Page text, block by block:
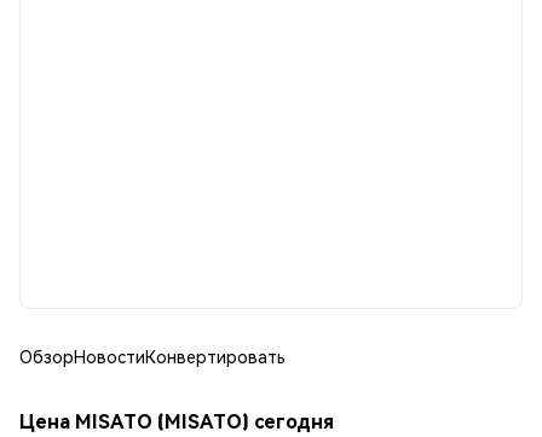
ОбзорНовостиКонвертировать
Цена MISATO (MISATO) сегодня